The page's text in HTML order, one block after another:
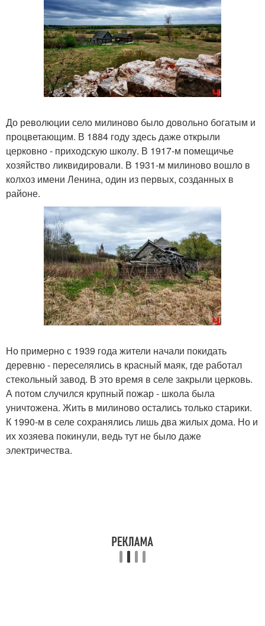
До революции село милиново было довольно богатым и
процветающим. В 1884 году здесь даже открыли
церковно - приходскую школу. В 1917-м помещичье
хозяйство ликвидировали. В 1931-м милиново вошло в
колхоз имени Ленина, один из первых, созданных в
районе.
Но примерно с 1939 года жители начали покидать
деревню - переселялись в красный маяк, где работал
стекольный завод. В это время в селе закрыли церковь.
А потом случился крупный пожар - школа была
уничтожена. Жить в милиново остались только старики.
К 1990-м в селе сохранялись лишь два жилых дома. Но и
их хозяева покинули, ведь тут не было даже
электричества.